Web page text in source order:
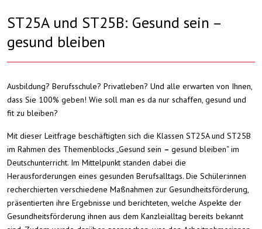
ST25A und ST25B: Gesund sein –
gesund bleiben
Ausbildung? Berufsschule? Privatleben? Und alle erwarten von Ihnen,
dass Sie 100% geben! Wie soll man es da nur schaffen, gesund und
fit zu bleiben?
Mit dieser Leitfrage beschäftigten sich die Klassen ST25A und ST25B
im Rahmen des Themenblocks „Gesund sein – gesund bleiben“ im
Deutschunterricht. Im Mittelpunkt standen dabei die
Herausforderungen eines gesunden Berufsalltags. Die Schüler:innen
recherchierten verschiedene Maßnahmen zur Gesundheitsförderung,
präsentierten ihre Ergebnisse und berichteten, welche Aspekte der
Gesundheitsförderung ihnen aus dem Kanzleialltag bereits bekannt